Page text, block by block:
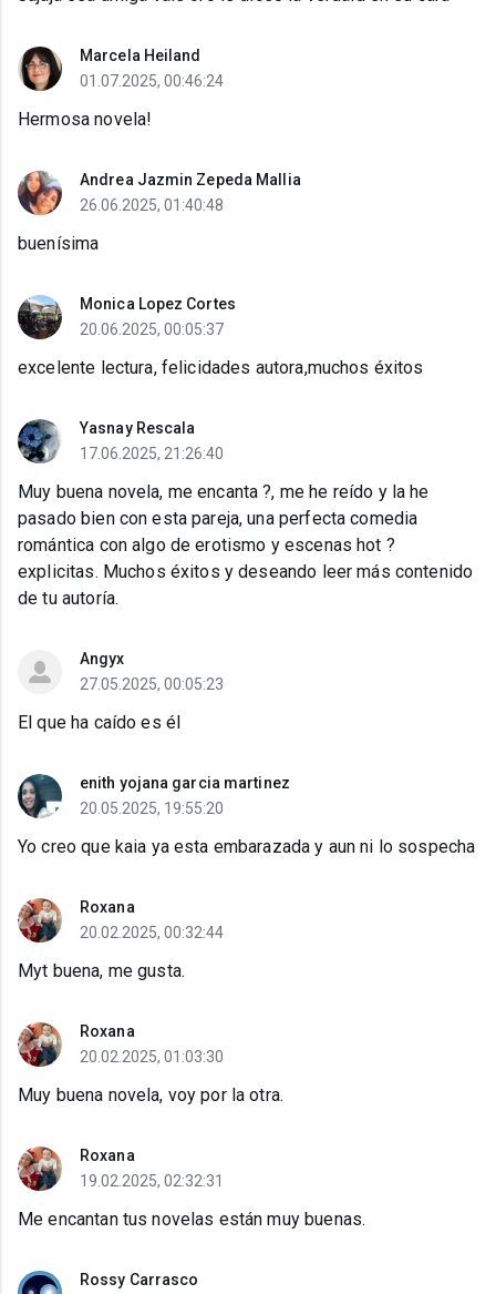
Marcela Heiland
01.07.2025, 00:46:24
Hermosa novela!
Andrea Jazmin Zepeda Mallia
26.06.2025, 01:40:48
buenísima
Monica Lopez Cortes
20.06.2025, 00:05:37
excelente lectura, felicidades autora,muchos éxitos
Yasnay Rescala
17.06.2025, 21:26:40
Muy buena novela, me encanta ?, me he reído y la he
pasado bien con esta pareja, una perfecta comedia
romántica con algo de erotismo y escenas hot ?
explicitas. Muchos éxitos y deseando leer más contenido
de tu autoría.
Angyx
27.05.2025, 00:05:23
El que ha caído es él
enith yojana garcia martinez
20.05.2025, 19:55:20
Yo creo que kaia ya esta embarazada y aun ni lo sospecha
Roxana
20.02.2025, 00:32:44
Myt buena, me gusta.
Roxana
20.02.2025, 01:03:30
Muy buena novela, voy por la otra.
Roxana
19.02.2025, 02:32:31
Me encantan tus novelas están muy buenas.
Rossy Carrasco